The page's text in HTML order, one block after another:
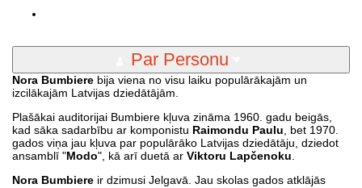
Par Personu
Nora Bumbiere bija viena no visu laiku populārākajām un
izcilākajām Latvijas dziedātājām.
Plašākai auditorijai Bumbiere kļuva zināma 1960. gadu beigās,
kad sāka sadarbību ar komponistu Raimondu Paulu , bet 1970.
gados viņa jau kļuva par populārāko Latvijas dziedātāju, dziedot
ansamblī "Modo", kā arī duetā ar Viktoru Lapčenoku
Nora Bumbiere ir dzimusi Jelgavā. Jau skolas gados atklājās